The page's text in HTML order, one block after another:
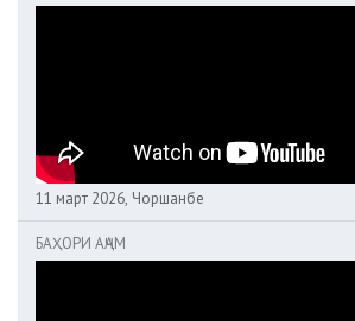
11 март 2026, Чоршанбе
БАҲОРИ АҶАМ